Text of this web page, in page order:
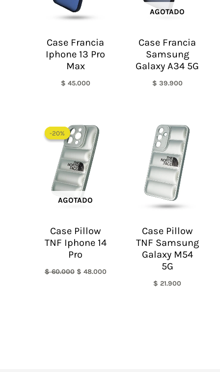
Case Francia
Iphone 13 Pro
Max
$ 45.000
AGOTADO
Case Francia
Samsung
Galaxy A34 5G
$ 39.900
-20%
AGOTADO
-20%
Case Pillow
TNF Iphone 14
Pro
$60.000
precio
original
era:
$ 60.000.
$ 48.000
Case Pillow
TNF Samsung
Galaxy M54
5G
$ 21.900